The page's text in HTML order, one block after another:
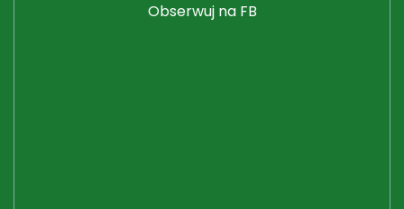
Obserwuj na FB